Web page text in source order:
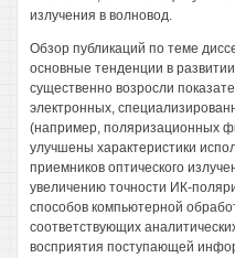
излучения в волновод.
Обзор публикаций по теме
основные тенденции в
существенно возросли
электронных,
(например, поляризационных
улучшены характеристики
приемников оптического
увеличению точности ИК-
способов компьютерной
соответствующих
восприятия поступающей